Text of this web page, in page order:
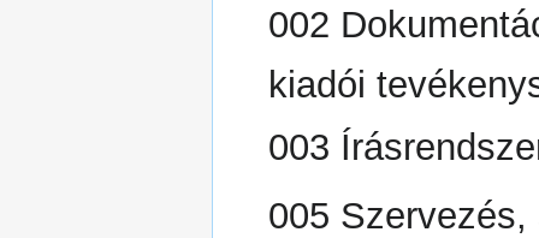
002
kiadói
003
005